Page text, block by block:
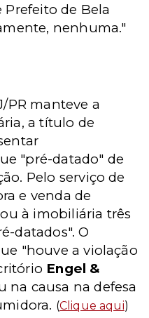
de Bela
nenhuma."
PR manteve a
a título de
"pré-datado" de
Pelo serviço de
e venda de
à imobiliária três
datados". O
"houve a violação
Engel &
na causa na defesa
(Clique aqui)